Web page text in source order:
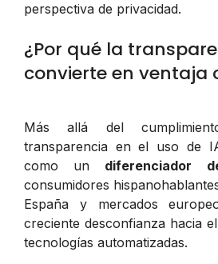
perspectiva de privacidad.
¿Por qué la
convierte en ventaja
Más allá del
transparencia en el uso de
como un diferenciador
consumidores
España y mercados
creciente desconfianza hacia
tecnologías automatizadas.